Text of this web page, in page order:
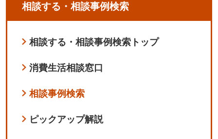
相談する・相談事例検索
相談する・相談事例検索トップ
消費生活相談窓口
相談事例検索
ピックアップ解説